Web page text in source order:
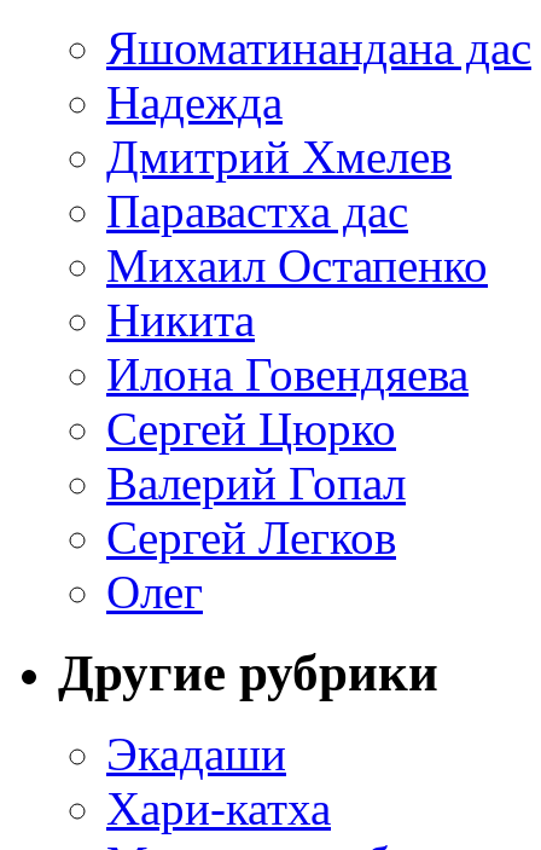
Яшоматинандана дас
Надежда
Дмитрий Хмелев
Паравастха дас
Михаил Остапенко
Никита
Илона Говендяева
Сергей Цюрко
Валерий Гопал
Сергей Легков
Олег
Другие рубрики
Экадаши
Хари-катха